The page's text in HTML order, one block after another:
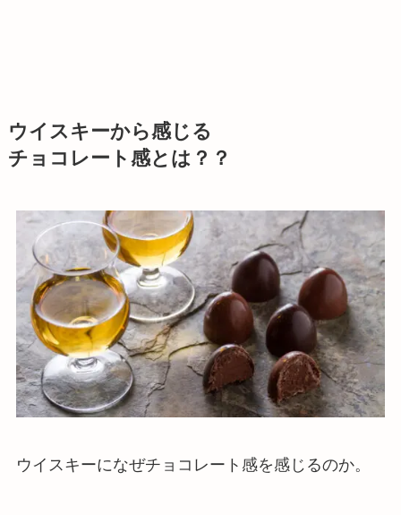
ウイスキーから感じる
チョコレート感とは？？
ウイスキーになぜチョコレート感を感じるのか。